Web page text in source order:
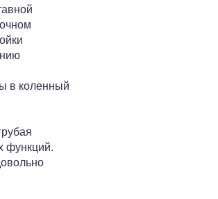
в коленный
функций.